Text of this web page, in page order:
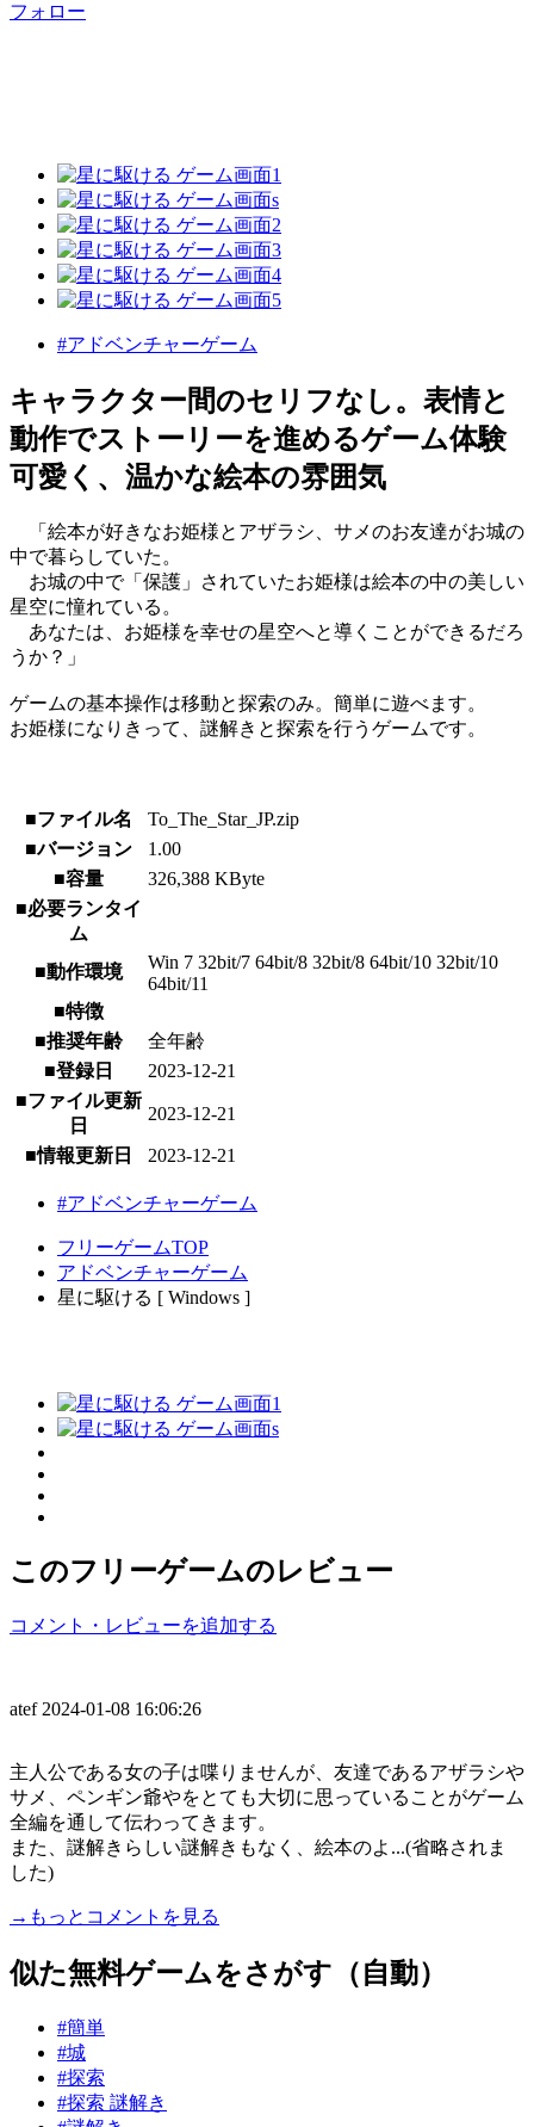
フォロー
#アドベンチャーゲーム
キャラクター間のセリフなし。表情と
動作でストーリーを進めるゲーム体験
可愛く、温かな絵本の雰囲気
「絵本が好きなお姫様とアザラシ、サメのお友達がお城の
中で暮らしていた。
お城の中で「保護」されていたお姫様は絵本の中の美しい
星空に憧れている。
あなたは、お姫様を幸せの星空へと導くことができるだろ
うか？」
ゲームの基本操作は移動と探索のみ。簡単に遊べます。
お姫様になりきって、謎解きと探索を行うゲームです。
■ファイル名
To_The_Star_JP.zip
■バージョン
1.00
■容量
326,388 KByte
■必要ランタイ
ム
■動作環境
Win 7 32bit/7 64bit/8 32bit/8 64bit/10 32bit/10
64bit/11
■特徴
■推奨年齢
全年齢
■登録日
2023-12-21
■ファイル更新
日
2023-12-21
■情報更新日 2023-12-21
#アドベンチャーゲーム
フリーゲームTOP
アドベンチャーゲーム
星に駆ける [ Windows ]
このフリーゲームのレビュー
コメント・レビューを追加する
atef 2024-01-08 16:06:26
主人公である女の子は喋りませんが、友達であるアザラシや
サメ、ペンギン爺やをとても大切に思っていることがゲーム
全編を通して伝わってきます。
また、謎解きらしい謎解きもなく、絵本のよ...(省略されま
した)
→もっとコメントを見る
似た無料ゲームをさがす（自動）
#簡単
#城
#探索
#探索 謎解き